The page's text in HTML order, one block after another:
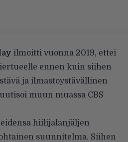
ilmoitti vuonna 2019, ettei
ennen kuin siihen
ja ilmastoystävällinen
muun muassa CBS
hiilijalanjäljen
suunnitelma. Siihen